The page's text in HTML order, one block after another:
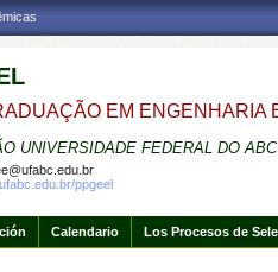
EM ENGENHARIA
UNIVERSIDADE FEDERAL DO ABC
ppgeel
Calendario Los Procesos de